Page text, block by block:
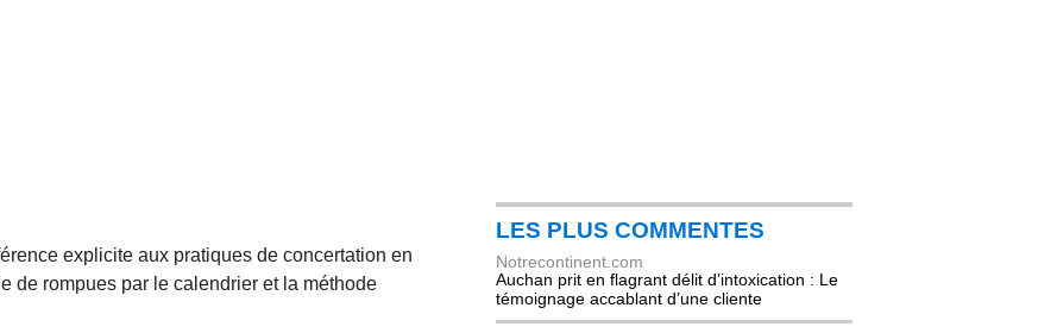
explicite aux pratiques de concertation en
de rompues par le calendrier et la méthode
LES PLUS COMMENTES
Notrecontinent.com
Auchan prit en flagrant délit d’intoxication : Le
témoignage accablant d’une cliente